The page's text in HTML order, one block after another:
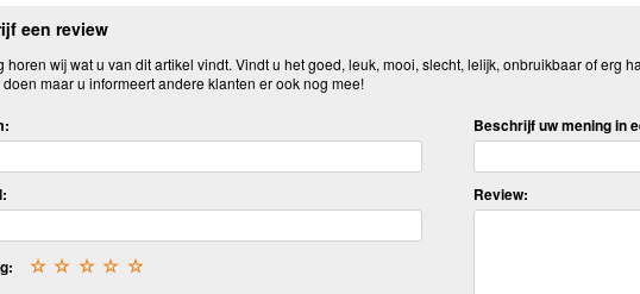
een review
horen wij wat u van dit artikel vindt. Vindt u het goed, leuk, mooi, slecht, lelijk, onbruikbaar of erg
doen maar u informeert andere klanten er ook nog mee!
☆
☆
☆
☆
☆
Beschrijf uw mening in
Review: